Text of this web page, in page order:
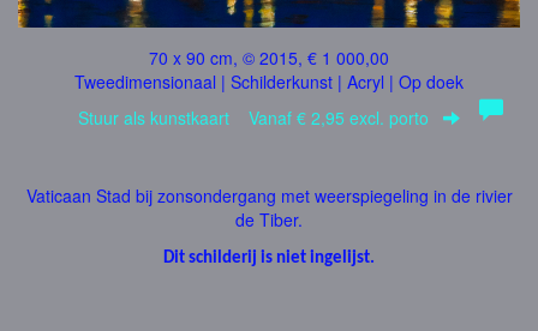
70 x 90 cm, © 2015, € 1 000,00
Tweedimensionaal | Schilderkunst | Acryl | Op doek
Stuur als kunstkaart Vanaf € 2,95 excl. porto
Vaticaan Stad bij zonsondergang met weerspiegeling in de rivier
de Tiber.
Dit schilderij is niet ingelijst.